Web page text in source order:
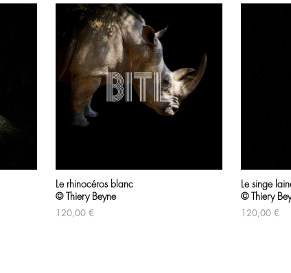
Le rhinocéros blanc
© Thiery Beyne
120,00 €
Le singe
© Thiery
120,00 €